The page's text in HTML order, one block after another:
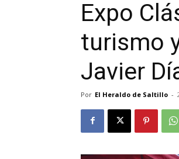
Expo
turismo
Javier
Por El Heraldo de Saltillo -